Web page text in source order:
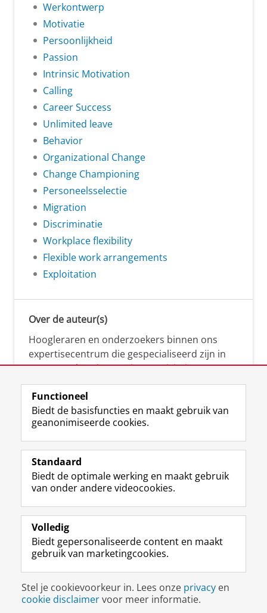
Werkontwerp
Motivatie
Persoonlijkheid
Passion
Intrinsic Motivation
Calling
Career Success
Unlimited leave
Behavior
Organizational Change
Change Championing
Personeelsselectie
Migration
Discriminatie
Workplace flexibility
Flexible work arrangements
Exploitation
Over de auteur(s)
Hoogleraren en onderzoekers binnen ons
expertisecentrum die gespecialiseerd zijn in
samenwerken, innovatie, creativiteit,
diversiteit, leiderschap en ethisch gedrag.
Over deze blog
Via deze blog vertalen onze experts hun
(actuele) wetenschappelijke kennis naar
praktische, heldere en toegankelijke inzichten.
Disclaimer & Copyright
Inloggen
Functioneel
Biedt de basisfuncties en maakt gebruik van
geanonimiseerde cookies.
Standaard
Biedt de optimale werking en maakt gebruik
van onder andere videocookies.
Volledig
Biedt gepersonaliseerde content en maakt
gebruik van marketingcookies.
Stel je cookievoorkeur in. Lees onze privacy en
cookie disclaimervoor meer informatie.